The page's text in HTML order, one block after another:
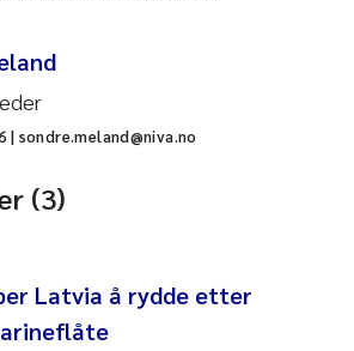
| sondre.meland@niva.no
(3)
Latvia å rydde etter